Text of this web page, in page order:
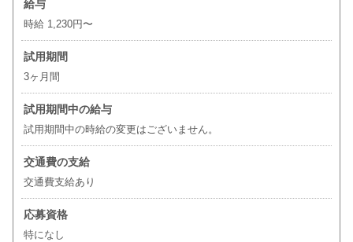
給与
時給 1,230円〜
試用期間
3ヶ月間
試用期間中の給与
試用期間中の時給の変更はございません。
交通費の支給
交通費支給あり
応募資格
特になし